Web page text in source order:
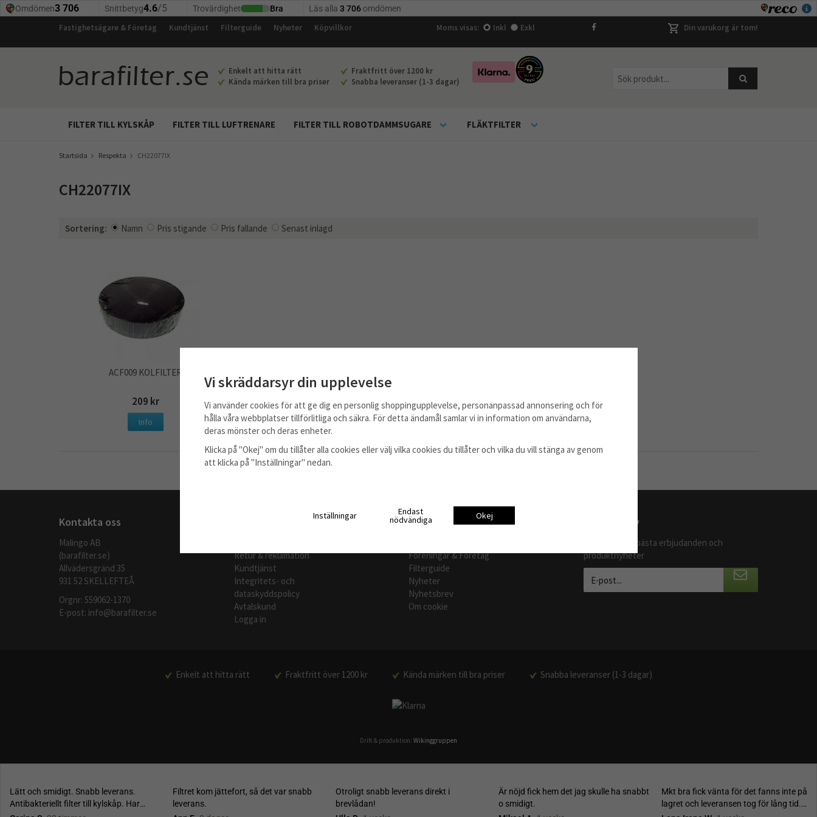
Fastighetsägare & Företag Kundtjänst Filterguide Nyheter Köpvillkor Din varukorg är tom!
Moms visas: Inkl Exkl
Enkelt att hitta rätt
Fraktfritt över 1200 kr
Kända märken till bra priser
Snabba leveranser (1-3 dagar)
FILTER TILL KYLSKÅP FILTER TILL LUFTRENARE FILTER TILL ROBOTDAMMSUGARE FLÄKTFILTER
Startsida Respekta CH22077IX
CH22077IX
Sortering: Namn Pris stigande Pris fallande Senast inlagd
ACF009 KOLFILTER
209 kr
Info
Kontakta oss
Malingo AB
(barafilter.se)
Allvädersgränd 35
931 52 SKELLEFTEÅ
Orgnr: 559062-1370
E-post: info@barafilter.se
Retur & reklamation
Kundtjänst
Integritets- och
dataskyddspolicy
Avtalskund
Logga in
Information
Föreningar & Företag
Filterguide
Nyheter
Nyhetsbrev
Om cookie
Nyhetsbrev
Ta del av våra bästa erbjudanden och
produktnyheter
Enkelt att hitta rätt Fraktfritt över 1200 kr Kända märken till bra priser Snabba leveranser (1-3 dagar)
Drift & produktion: Wikinggruppen
Vi skräddarsyr din upplevelse
Vi använder cookies för att ge dig en personlig shoppingupplevelse, personanpassad annonsering och för
hålla våra webbplatser tillförlitliga och säkra. För detta ändamål samlar vi in information om användarna,
deras mönster och deras enheter.
Klicka på "Okej" om du tillåter alla cookies eller välj vilka cookies du tillåter och vilka du vill stänga av genom
att klicka på "Inställningar" nedan.
Inställningar Endast
nödvändiga Okej